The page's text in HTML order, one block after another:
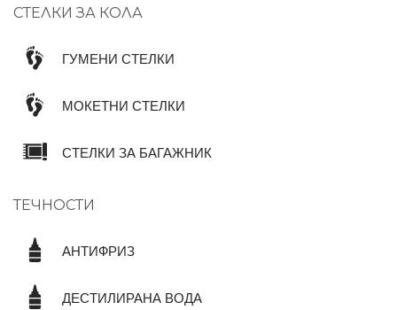
СТЕЛКИ ЗА КОЛА
ГУМЕНИ СТЕЛКИ
МОКЕТНИ СТЕЛКИ
СТЕЛКИ ЗА БАГАЖНИК
ТЕЧНОСТИ
АНТИФРИЗ
ДЕСТИЛИРАНА ВОДА